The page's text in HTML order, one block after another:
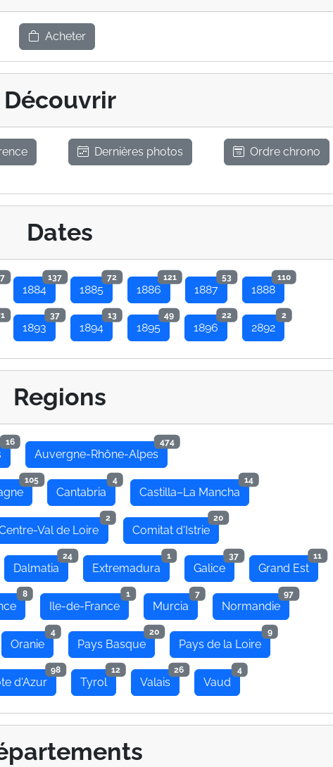
Acheter
Découvrir
Dernières photos Ordre chrono
Dates
1884
137
1885
72
1886
121
1887
53
1888
110
1893
37
1894
13
1895
49
1896
22
2892
2
Regions
16
Auvergne-Rhône-Alpes
474
105
Cantabria
4
Castilla–La Mancha
14
Val de Loire
2
Comitat d'Istrie
20
Dalmatia
24
Extremadura
1
Galice
37
Grand Est
11
8
Ile-de-France
1
Murcia
7
Normandie
97
Oranie
4
Pays Basque
20
Pays de la Loire
9
d'Azur
98
Tyrol
12
Valais
26
Vaud
4